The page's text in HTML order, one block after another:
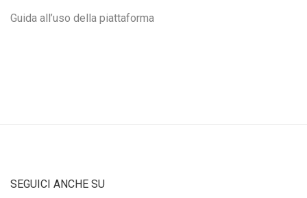
Guida all’uso della piattaforma
SEGUICI ANCHE SU